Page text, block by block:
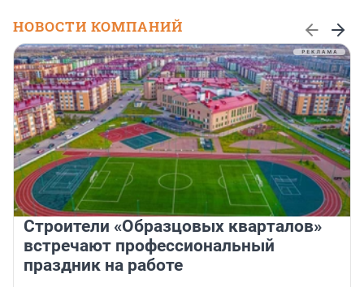
НОВОСТИ КОМПАНИЙ
Строители «Образцовых кварталов»
встречают профессиональный
праздник на работе